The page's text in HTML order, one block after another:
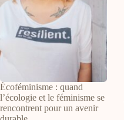
Écoféminisme : quand
l’écologie et le féminisme se
rencontrent pour un avenir